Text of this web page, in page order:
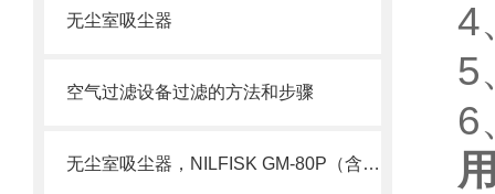
无尘室吸尘器
空气过滤设备过滤的方法和步骤
无尘室吸尘器，NILFISK GM-80P（含HEPA）
4
5
6